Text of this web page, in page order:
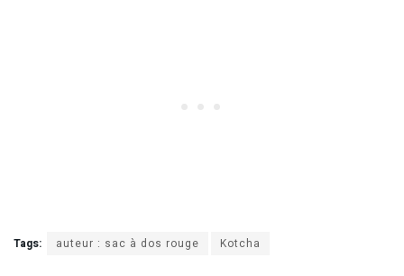
Tags: auteur : sac à dos rouge Kotcha